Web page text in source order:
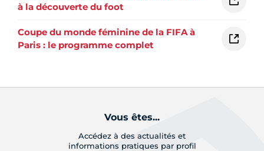
à la découverte du foot
Coupe du monde féminine de la FIFA à
Paris : le programme complet
Vous êtes...
Accédez à des actualités et
informations pratiques par profil